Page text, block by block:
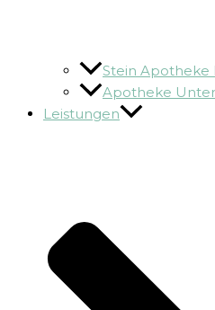
Stein Apotheke
Apotheke
Leistungen